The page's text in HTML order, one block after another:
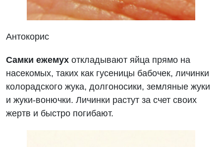
Антокорис
Самки ежемух откладывают яйца прямо на
насекомых, таких как гусеницы бабочек, личинки
колорадского жука, долгоносики, земляные жуки
и жуки-вонючки. Личинки растут за счет своих
жертв и быстро погибают.